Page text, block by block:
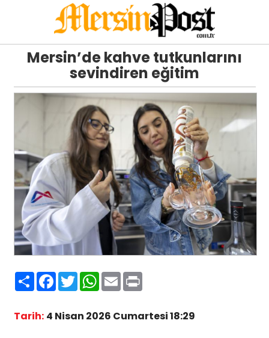
Mersin’de kahve tutkunlarını
sevindiren eğitim
PaylaşFacebook
TwitterWhatsApp
EmailPrint
Tarih: 4 Nisan 2026 Cumartesi 18:29